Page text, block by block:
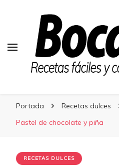
Portada
Recetas dulces
Pastel de chocolate y piña
RECETAS DULCES